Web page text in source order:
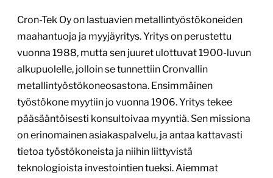
Cron-Tek Oy on lastuavien metallintyöstökoneiden
maahantuoja ja myyjäyritys. Yritys on perustettu
vuonna 1988, mutta sen juuret ulottuvat 1900-luvun
alkupuolelle, jolloin se tunnettiin Cronvallin
metallintyöstökoneosastona. Ensimmäinen
työstökone myytiin jo vuonna 1906. Yritys tekee
pääsääntöisesti konsultoivaa myyntiä. Sen missiona
on erinomainen asiakaspalvelu, ja antaa kattavasti
tietoa työstökoneista ja niihin liittyvistä
teknologioista investointien tueksi. Aiemmat